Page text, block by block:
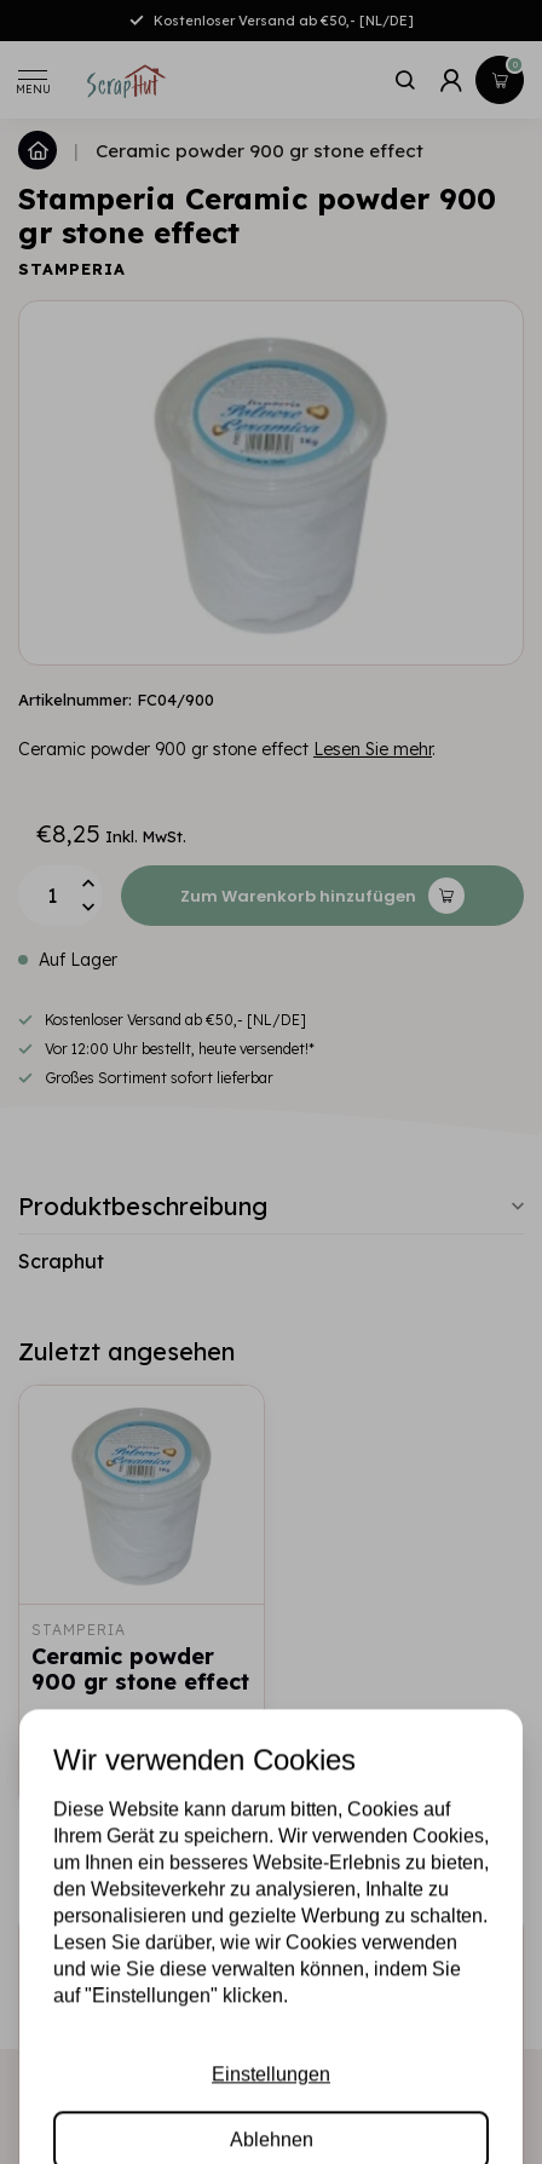
Kostenloser Versand ab €50,- [NL/DE]
MENU
0
| Ceramic powder 900 gr stone effect
Stamperia Ceramic powder 900
gr stone effect
STAMPERIA
Artikelnummer: FC04/900
Ceramic powder 900 gr stone effect Lesen Sie mehr.
€8,25 Inkl. MwSt.
Zum Warenkorb hinzufügen
Auf Lager
Kostenloser Versand ab €50,- [NL/DE]
Vor 12:00 Uhr bestellt, heute versendet!*
Großes Sortiment sofort lieferbar
Produktbeschreibung
Scraphut
Zuletzt angesehen
STAMPERIA
Ceramic powder
900 gr stone effect
Schnell
Melden Sie sich für den Newsletter an
Erhalten Sie als Erster unsere Aktionen und neuen
Wir verwenden Cookies
Diese Website kann darum bitten, Cookies auf
Ihrem Gerät zu speichern. Wir verwenden Cookies,
um Ihnen ein besseres Website-Erlebnis zu bieten,
den Websiteverkehr zu analysieren, Inhalte zu
personalisieren und gezielte Werbung zu schalten.
Lesen Sie darüber, wie wir Cookies verwenden
und wie Sie diese verwalten können, indem Sie
auf "Einstellungen" klicken.
Einstellungen
Ablehnen